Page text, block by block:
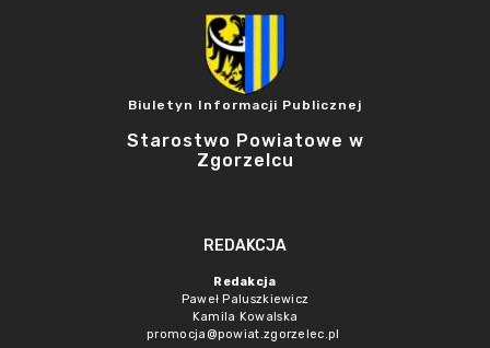
Biuletyn Informacji Publicznej
Starostwo Powiatowe w
Zgorzelcu
REDAKCJA
Redakcja
Paweł Paluszkiewicz
Kamila Kowalska
promocja@powiat.zgorzelec.pl